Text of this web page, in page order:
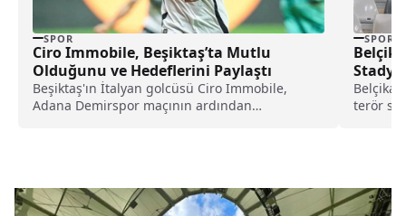
SPOR
Ciro Immobile, Beşiktaş’ta Mutlu
Olduğunu ve Hedeflerini Paylaştı
Beşiktaş'ın İtalyan golcüsü Ciro Immobile,
Adana Demirspor maçının ardından
SPOR
terör